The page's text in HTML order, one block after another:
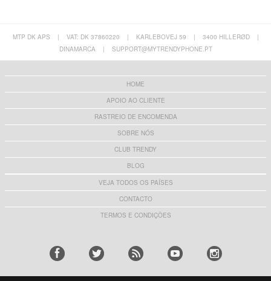
MTP DK APS | VAT: DK 37860220 | KARLEBOVEJ 59 | 3400 HILLERØD
|
DINAMARCA
| SUPPORT@MYTRENDYPHONE.PT
HOME
APOIO AO CLIENTE
RASTREIO DE ENCOMENDA
SOBRE NÓS
CLUB TRENDY
BLOG
VEJA TODOS OS PAÍSES
CONTACTO
TERMOS E CONDIÇÕES